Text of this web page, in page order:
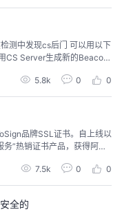
用低...
测中发现cs后门 可以用以下
CS Server生成新的Beacon
者投递Stager到受控主
控主机根据Stager Url请求特
5.8k 0 0
品牌SSL证书。自上线以
”热销证书产品，获得阿里
书，行业客户信赖之选阿里
名，并提供国密SM2算法、
7.5k 0 0
全的